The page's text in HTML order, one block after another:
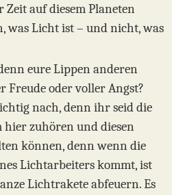
auf diesem Planeten
was Licht ist – und nicht, was
eure Lippen anderen
Freude oder voller Angst?
nach, denn ihr seid die
hier zuhören und diesen
können, denn wenn die
Lichtarbeiters kommt, ist
Lichtrakete abfeuern. Es